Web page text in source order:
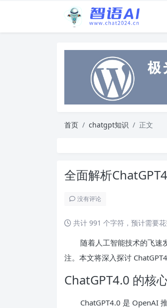
首页 chatgpt知识 正文
全面解析
没有评论
共计 991 个字符，预计需要花
随着人工智能技术的飞速
注。本文将深入探讨
ChatGPT4.0 的核
ChatGPT4.0 是 OpenAI